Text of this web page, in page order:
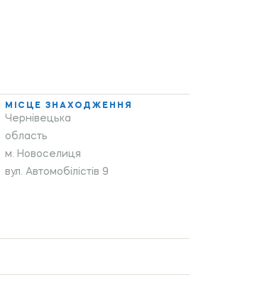
МІСЦЕ ЗНАХОДЖЕННЯ
Чернівецька
область
м. Новоселиця
вул. Автомобілістів 9